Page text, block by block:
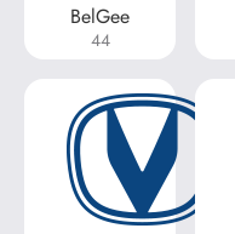
BelGee
44